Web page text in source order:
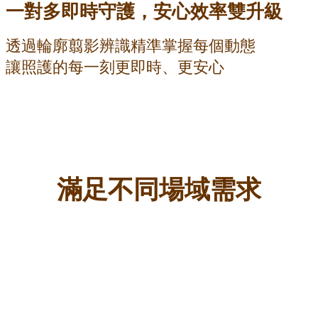
一對多即時守護，安心效率雙升級
透過輪廓翦影辨識精準掌握每個動態
讓照護的每一刻更即時、更安心
滿足不同場域需求